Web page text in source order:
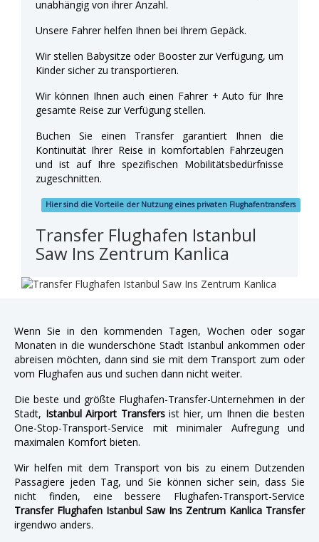
unabhängig von ihrer Anzahl.
Unsere Fahrer helfen Ihnen bei Ihrem Gepäck.
Wir stellen Babysitze oder Booster zur Verfügung, um
Kinder sicher zu transportieren.
Wir können Ihnen auch einen Fahrer + Auto für Ihre
gesamte Reise zur Verfügung stellen.
Buchen Sie einen Transfer garantiert Ihnen die
Kontinuität Ihrer Reise in komfortablen Fahrzeugen
und ist auf Ihre spezifischen Mobilitätsbedürfnisse
zugeschnitten.
Hier sind die Vorteile der Nutzung eines privaten Flughafentransfers
Transfer Flughafen Istanbul
Saw Ins Zentrum Kanlica
Wenn Sie in den kommenden Tagen, Wochen oder sogar
Monaten in die wunderschöne Stadt Istanbul ankommen oder
abreisen möchten, dann sind sie mit dem Transport zum oder
vom Flughafen aus und suchen dann nicht weiter.
Die beste und größte Flughafen-Transfer-Unternehmen in der
Stadt, Istanbul Airport Transfersist hier, um Ihnen die besten
One-Stop-Transport-Service mit minimaler Aufregung und
maximalen Komfort bieten.
Wir helfen mit dem Transport von bis zu einem Dutzenden
Passagiere jeden Tag, und Sie können sicher sein, dass Sie
nicht finden, eine bessere Flughafen-Transport-Service
Transfer Flughafen Istanbul Saw Ins Zentrum Kanlica Transfer
irgendwo anders.